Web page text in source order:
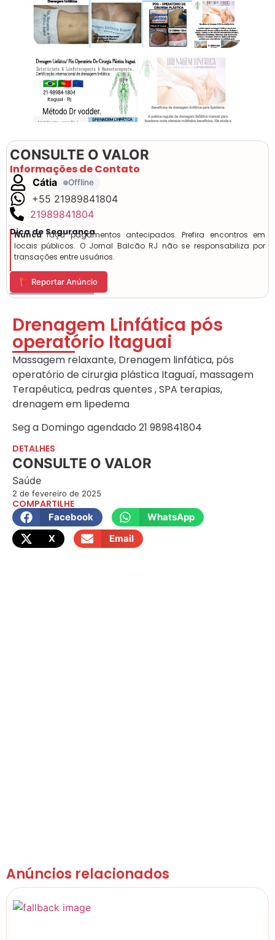
CONSULTE O VALOR
Informações de Contato
Cátia Offline
+55 21989841804
21989841804
Dica de Segurança
Nuncafaça pagamentos antecipados. Prefira encontros em
locais públicos. O Jornal Balcão RJ não se responsabiliza por
transações entre usuários.
🚩 Reportar Anúncio
Drenagem Linfática pós
operatório Itaguai
Massagem relaxante, Drenagem linfática, pós
operatório de cirurgia plástica Itaguaí, massagem
Terapêutica, pedras quentes , SPA terapias,
drenagem em lipedema
Seg a Domingo agendado 21 989841804
DETALHES
CONSULTE O VALOR
Saúde
2 de fevereiro de 2025
COMPARTILHE
Facebook
WhatsApp
X
Email
Anúncios relacionados